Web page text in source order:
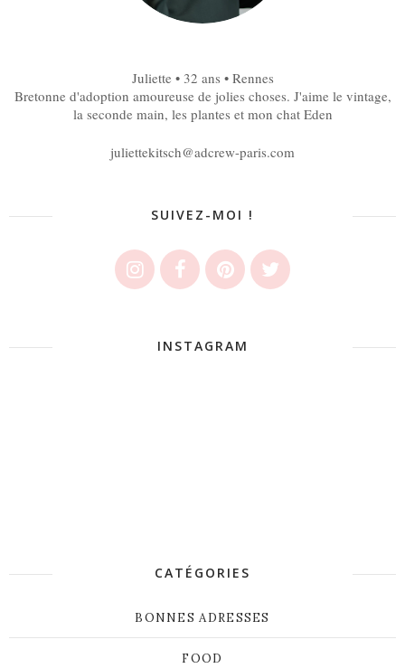
Juliette • 32 ans • Rennes
Bretonne d'adoption amoureuse de jolies choses. J'aime le vintage,
la seconde main, les plantes et mon chat Eden
juliettekitsch@adcrew-paris.com
SUIVEZ-MOI !
INSTAGRAM
CATÉGORIES
BONNES ADRESSES
FOOD